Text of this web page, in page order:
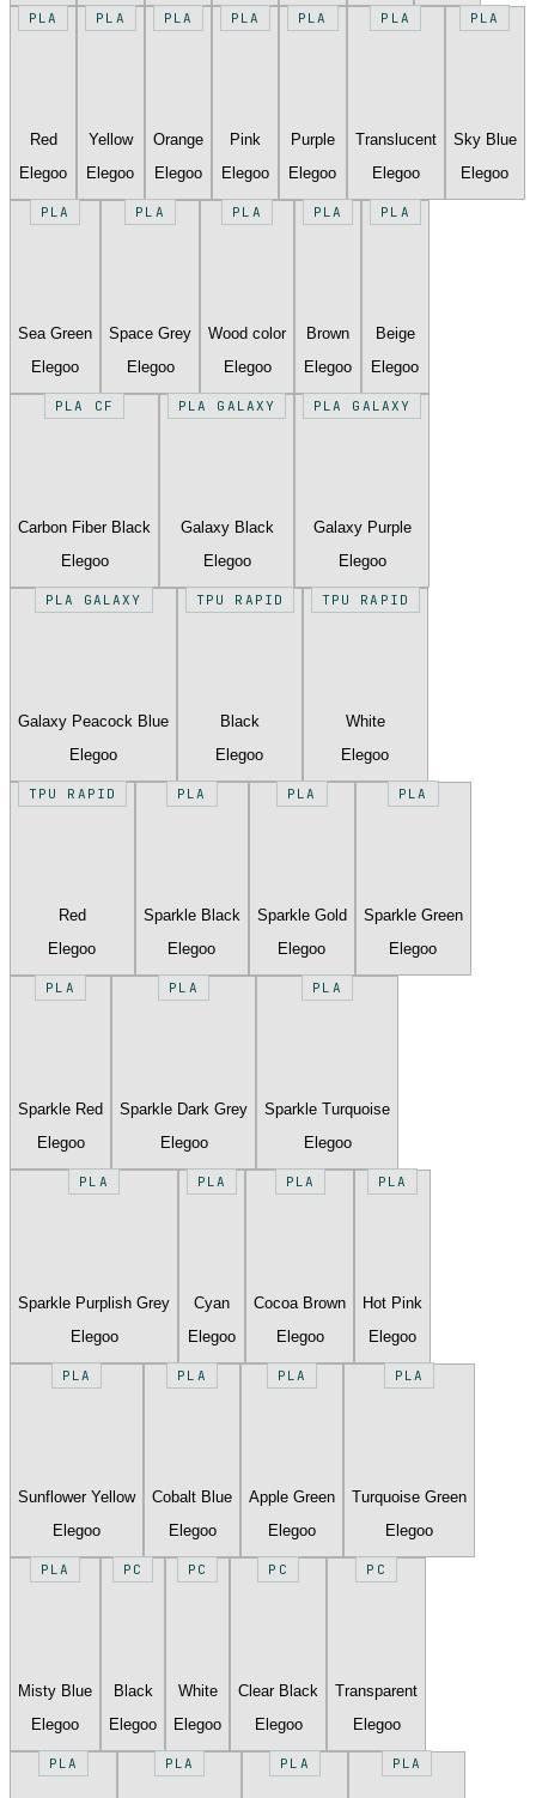
PLA
Red
Elegoo
PLA
Yellow
Elegoo
PLA
Orange
Elegoo
PLA
Pink
Elegoo
PLA
Purple
Elegoo
PLA
Translucent
Elegoo
PLA
Sky Blue
Elegoo
PLA
Sea Green
Elegoo
PLA
Space Grey
Elegoo
PLA
Wood color
Elegoo
PLA
Brown
Elegoo
PLA
Beige
Elegoo
PLA CF
Carbon Fiber Black
Elegoo
PLA GALAXY
Galaxy Black
Elegoo
PLA GALAXY
Galaxy Purple
Elegoo
PLA GALAXY
Galaxy Peacock Blue
Elegoo
TPU RAPID
Black
Elegoo
TPU RAPID
White
Elegoo
TPU RAPID
Red
Elegoo
PLA
Sparkle Black
Elegoo
PLA
Sparkle Gold
Elegoo
PLA
Sparkle Green
Elegoo
PLA
Sparkle Red
Elegoo
PLA
Sparkle Dark Grey
Elegoo
PLA
Sparkle Turquoise
Elegoo
PLA
Sparkle Purplish Grey
Elegoo
PLA
Cyan
Elegoo
PLA
Cocoa Brown
Elegoo
PLA
Hot Pink
Elegoo
PLA
Sunflower Yellow
Elegoo
PLA
Cobalt Blue
Elegoo
PLA
Apple Green
Elegoo
PLA
Turquoise Green
Elegoo
PLA
Misty Blue
Elegoo
PC
Black
Elegoo
PC
White
Elegoo
PC
Clear Black
Elegoo
PC
Transparent
Elegoo
PLA PLA PLA PLA